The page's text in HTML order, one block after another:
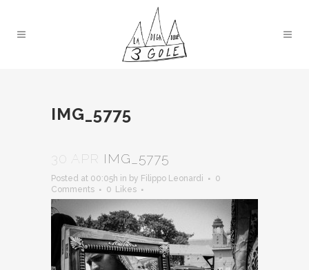
IMG_5775
30 APR IMG_5775
Posted at 00:05h in by Filippo Leonardi
0
Comments
0 Likes